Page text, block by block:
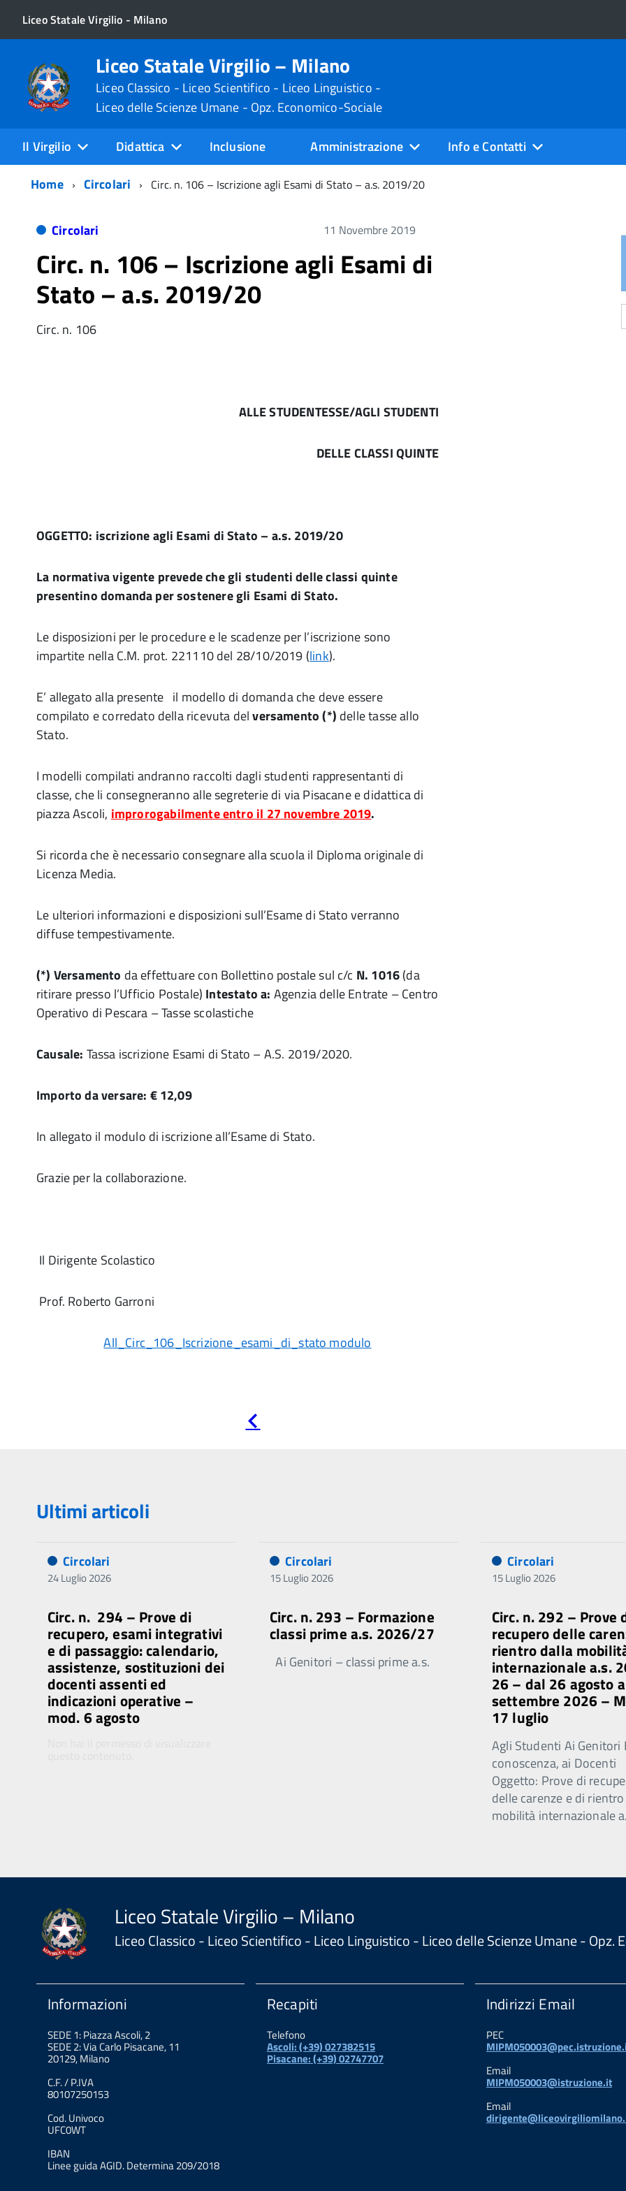
Liceo Statale Virgilio - Milano
Liceo Statale Virgilio – Milano
Liceo Classico - Liceo Scientifico - Liceo Linguistico -
Liceo delle Scienze Umane - Opz. Economico-Sociale
Il Virgilio Didattica Inclusione Amministrazione
Info e Contatti
Home
Circolari Circ. n. 106 – Iscrizione agli Esami di Stato – a.s. 2019/20
Circolari 11 Novembre 2019
Circ. n. 106 – Iscrizione agli Esami di
Stato – a.s. 2019/20
Circ. n. 106
ALLE STUDENTESSE/AGLI STUDENTI
DELLE CLASSI QUINTE
OGGETTO: iscrizione agli Esami di Stato – a.s. 2019/20
La normativa vigente prevede che gli studenti delle classi quinte
presentino domanda per sostenere gli Esami di Stato.
Le disposizioni per le procedure e le scadenze per l’iscrizione sono
impartite nella C.M. prot. 221110 del 28/10/2019 (link).
E’ allegato alla presente il modello di domanda che deve essere
compilato e corredato della ricevuta delversamento (*) delle tasse allo
Stato.
I modelli compilati andranno raccolti dagli studenti rappresentanti di
classe, che li consegneranno alle segreterie di via Pisacane e didattica di
piazza Ascoli, improrogabilmente entro il 27 novembre 2019.
Si ricorda che è necessario consegnare alla scuola il Diploma originale di
Licenza Media.
Le ulteriori informazioni e disposizioni sull’Esame di Stato verranno
diffuse tempestivamente.
(*) Versamento da effettuare con Bollettino postale sul c/c N. 1016(da
ritirare presso l’Ufficio Postale) Intestato a: Agenzia delle Entrate – Centro
Operativo di Pescara – Tasse scolastiche
Causale: Tassa iscrizione Esami di Stato – A.S. 2019/2020.
Importo da versare: € 12,09
In allegato il modulo di iscrizione all’Esame di Stato.
Grazie per la collaborazione.
Il Dirigente Scolastico
Prof. Roberto Garroni
All_Circ_106_Iscrizione_esami_di_stato modulo
precedente
Ultimi articoli
Circolari
24 Luglio 2026
Circ. n. 294 – Prove di
recupero, esami integrativi
e di passaggio: calendario,
assistenze, sostituzioni dei
docenti assenti ed
indicazioni operative –
mod. 6 agosto
Circolari
15 Luglio 2026
Circ. n. 293 – Formazione
classi prime a.s. 2026/27
Ai Genitori – classi prime a.s.
Circolari
15 Luglio 2026
Circ. n. 292 – Prove
recupero delle
rientro dalla
internazionale a.s.
26 – dal 26 agosto
settembre 2026 –
17 luglio
Agli Studenti Ai Genitori
conoscenza, ai Docenti
Oggetto: Prove di
delle carenze e di
mobilità internazionale a.
Liceo Statale Virgilio – Milano
Liceo Classico - Liceo Scientifico - Liceo Linguistico - Liceo delle Scienze Umane - Opz.
Informazioni
SEDE 1: Piazza Ascoli, 2
SEDE 2: Via Carlo Pisacane, 11
20129, Milano
C.F. / P.IVA
80107250153
Cod. Univoco
UFC0WT
IBAN
Linee guida AGID. Determina 209/2018
Recapiti
Telefono
Ascoli: (+39) 027382515
Pisacane: (+39) 02747707
Indirizzi Email
PEC
Email
MIPM050003@istruzione.it
Email